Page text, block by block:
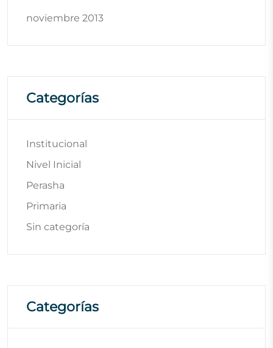
noviembre 2013
Categorías
Institucional
Nivel Inicial
Perasha
Primaria
Sin categoría
Categorías